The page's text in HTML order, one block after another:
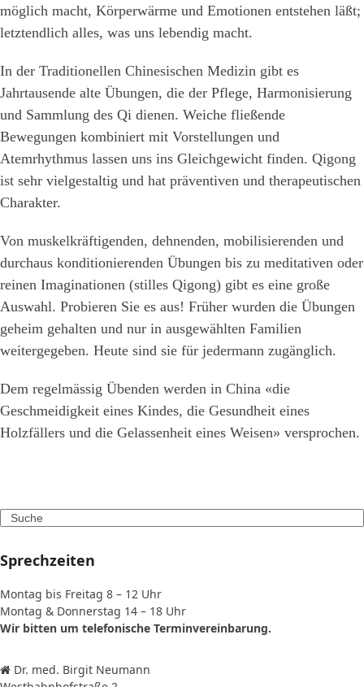
möglich macht, Körperwärme und Emotionen entstehen läßt;
letztendlich alles, was uns lebendig macht.
In der Traditionellen Chinesischen Medizin gibt es
Jahrtausende alte Übungen, die der Pflege, Harmonisierung
und Sammlung des Qi dienen. Weiche fließende
Bewegungen kombiniert mit Vorstellungen und
Atemrhythmus lassen uns ins Gleichgewicht finden. Qigong
ist sehr vielgestaltig und hat präventiven und therapeutischen
Charakter.
Von muskelkräftigenden, dehnenden, mobilisierenden und
durchaus konditionierenden Übungen bis zu meditativen oder
reinen Imaginationen (stilles Qigong) gibt es eine große
Auswahl. Probieren Sie es aus! Früher wurden die Übungen
geheim gehalten und nur in ausgewählten Familien
weitergegeben. Heute sind sie für jedermann zugänglich.
Dem regelmässig Übenden werden in China «die
Geschmeidigkeit eines Kindes, die Gesundheit eines
Holzfällers und die Gelassenheit eines Weisen» versprochen.
Search
Sprechzeiten
Montag bis Freitag 8 – 12 Uhr
Montag & Donnerstag 14 – 18 Uhr
Wir bitten um telefonische Terminvereinbarung.
Dr. med. Birgit Neumann